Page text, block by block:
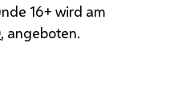
16+ wird am
, angeboten.